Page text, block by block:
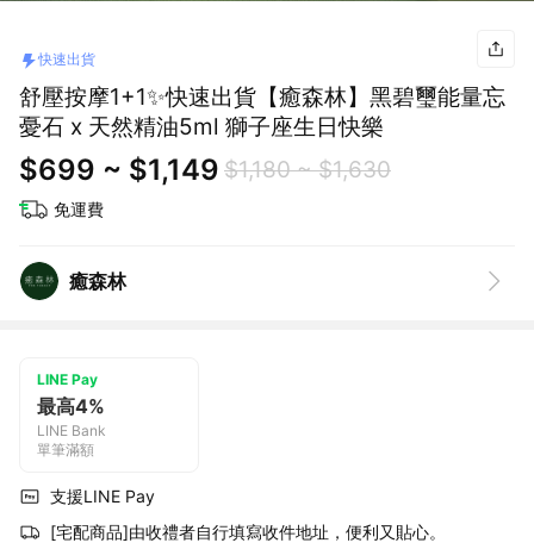
快速出貨
舒壓按摩1+1✨快速出貨【癒森林】黑碧璽能量忘
憂石 x 天然精油5ml 獅子座生日快樂
$699 ~ $1,149 $1,180 ~ $1,630
免運費
癒森林
LINE Pay
最高4%
LINE Bank
單筆滿額
支援LINE Pay
[宅配商品]由收禮者自行填寫收件地址，便利又貼心。